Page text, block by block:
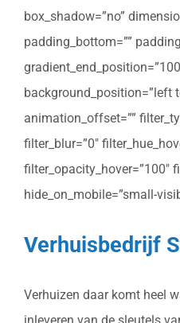
box_shadow=”no”
padding_bottom=””
background_position=”left
animation_offset=””
filter_blur=”0″
filter_opacity_hover=”100″
hide_on_mobile=”small-
Verhuisbedrijf
Verhuizen daar komt heel